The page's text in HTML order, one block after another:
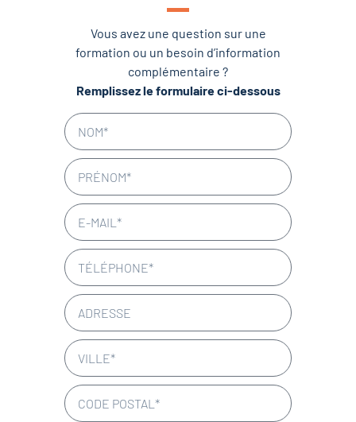
Vous avez une question sur une
formation ou un besoin d’information
complémentaire ?
Remplissez le formulaire ci-dessous